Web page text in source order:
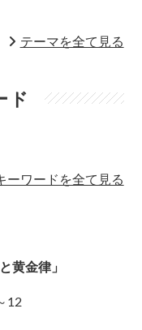
テーマを全て見る
ド
ーワードを全て見る
黄金律」
12